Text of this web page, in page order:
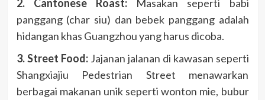
2. Cantonese Roast:Masakan seperti babi
panggang (char siu) dan bebek panggang adalah
hidangan khas Guangzhou yang harus dicoba.
3. Street Food:Jajanan jalanan di kawasan seperti
Shangxiajiu Pedestrian Street menawarkan
berbagai makanan unik seperti wonton mie, bubur